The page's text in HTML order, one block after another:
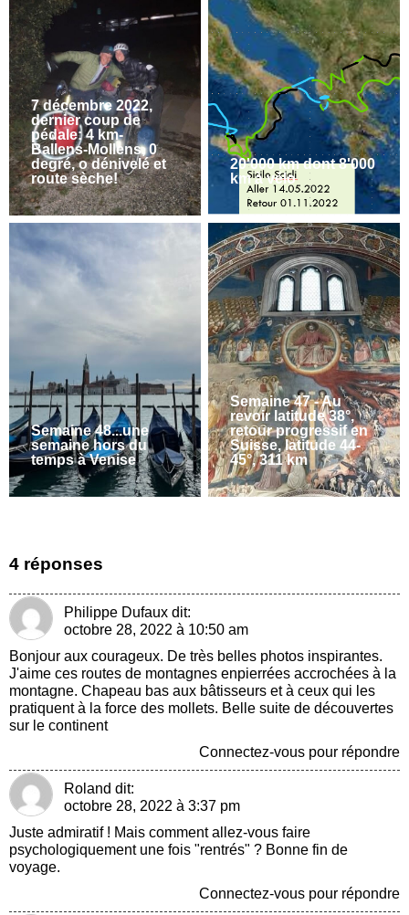
7 décembre 2022,
dernier coup de
pédale: 4 km-
Ballens-Mollens, 0
degré, o dénivelé et
route sèche!
20'000 km dont 8'000
km à vélo
Semaine 48...une
semaine hors du
temps à Venise
Semaine 47 - Au
revoir latitude 38°,
retour progressif en
Suisse, latitude 44-
45°, 311 km
4 réponses
Philippe Dufaux dit:
octobre 28, 2022 à 10:50 am
Bonjour aux courageux. De très belles photos inspirantes.
J'aime ces routes de montagnes enpierrées accrochées à la
montagne. Chapeau bas aux bâtisseurs et à ceux qui les
pratiquent à la force des mollets. Belle suite de découvertes
sur le continent
Connectez-vous pour répondre
Roland dit:
octobre 28, 2022 à 3:37 pm
Juste admiratif ! Mais comment allez-vous faire
psychologiquement une fois "rentrés" ? Bonne fin de
voyage.
Connectez-vous pour répondre